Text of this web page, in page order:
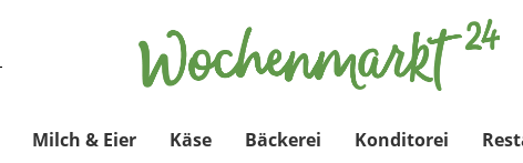
Milch & Eier Käse Bäckerei Konditorei